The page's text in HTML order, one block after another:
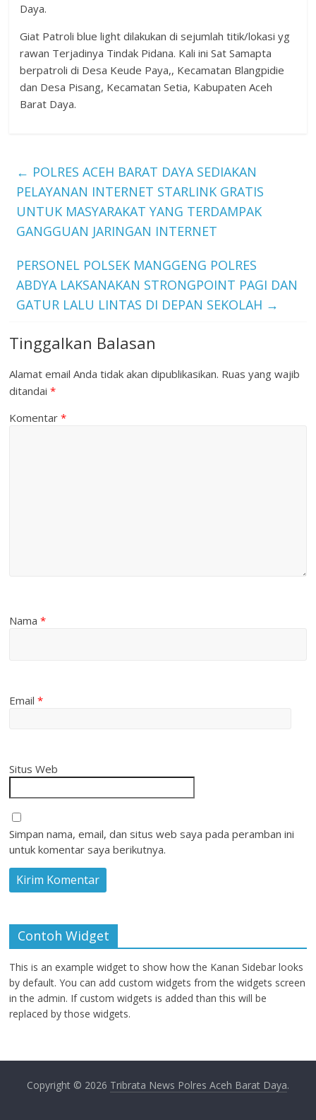
Daya.
Giat Patroli blue light dilakukan di sejumlah titik/lokasi yg
rawan Terjadinya Tindak Pidana. Kali ini Sat Samapta
berpatroli di Desa Keude Paya,, Kecamatan Blangpidie
dan Desa Pisang, Kecamatan Setia, Kabupaten Aceh
Barat Daya.
← POLRES ACEH BARAT DAYA SEDIAKAN
PELAYANAN INTERNET STARLINK GRATIS
UNTUK MASYARAKAT YANG TERDAMPAK
GANGGUAN JARINGAN INTERNET
PERSONEL POLSEK MANGGENG POLRES
ABDYA LAKSANAKAN STRONGPOINT PAGI DAN
GATUR LALU LINTAS DI DEPAN SEKOLAH →
Tinggalkan Balasan
Alamat email Anda tidak akan dipublikasikan. Ruas yang wajib
ditandai*
Komentar*
Nama*
Email*
Situs Web
Simpan nama, email, dan situs web saya pada peramban ini
untuk komentar saya berikutnya.
Contoh Widget
This is an example widget to show how the Kanan Sidebar looks
by default. You can add custom widgets from the widgets screen
in the admin. If custom widgets is added than this will be
replaced by those widgets.
Copyright © 2026 Tribrata News Polres Aceh Barat Daya.